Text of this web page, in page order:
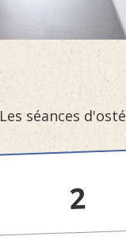
Les séances
2